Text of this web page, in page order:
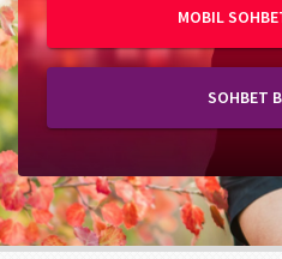
MOBIL
SOHBET